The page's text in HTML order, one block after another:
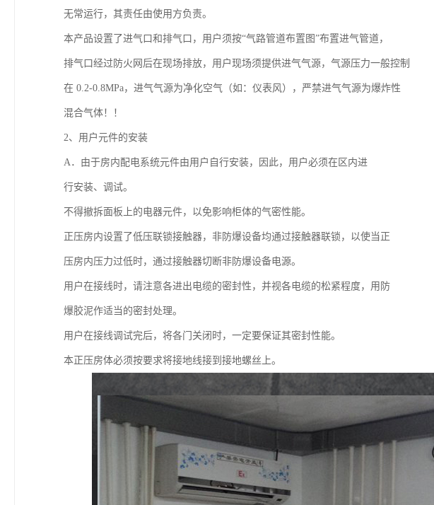
无常运行，其责任由使用方负责。
本产品设置了进气口和排气口，用户须按“气路管道布置图”布置进气管道，
排气口经过防火网后在现场排放，用户现场须提供进气气源，气源压力一般控制
在 0.2-0.8MPa，进气气源为净化空气（如：仪表风），严禁进气气源为爆炸性
混合气体！！
2、用户元件的安装
A．由于房内配电系统元件由用户自行安装，因此，用户必须在区内进
行安装、调试。
不得撤拆面板上的电器元件，以免影响柜体的气密性能。
正压房内设置了低压联锁接触器，非防爆设备均通过接触器联锁，以使当正
压房内压力过低时，通过接触器切断非防爆设备电源。
用户在接线时，请注意各进出电缆的密封性，并视各电缆的松紧程度，用防
爆胶泥作适当的密封处理。
用户在接线调试完后，将各门关闭时，一定要保证其密封性能。
本正压房体必须按要求将接地线接到接地螺丝上。